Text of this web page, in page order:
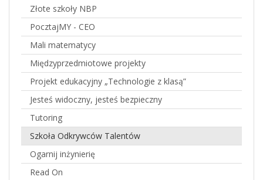
Złote szkoły NBP
PocztajMY - CEO
Mali matematycy
Międzyprzedmiotowe projekty
Projekt edukacyjny „Technologie z klasą”
Jesteś widoczny, jesteś bezpieczny
Tutoring
Szkoła Odkrywców Talentów
Ogarnij inżynierię
Read On